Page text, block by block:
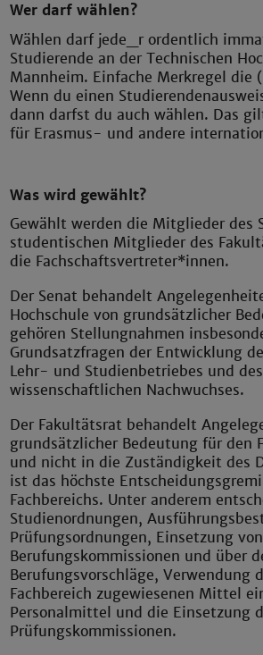
Wer darf wählen?
Wählen darf jede_r ordentlich
Studierende an der Technischen
Mannheim. Einfache Merkregel
Wenn du einen
dann darfst du auch wählen. Das
für Erasmus- und andere
Was wird gewählt?
Gewählt werden die Mitglieder des
studentischen Mitglieder des
die Fachschaftsvertreter*innen.
Der Senat behandelt
Hochschule von grundsätzlicher
gehören Stellungnahmen
Grundsatzfragen der Entwicklung
Lehr- und Studienbetriebes und des
wissenschaftlichen Nachwuchses.
Der Fakultätsrat behandelt
grundsätzlicher Bedeutung für den
und nicht in die Zuständigkeit des
ist das höchste
Fachbereichs. Unter anderem
Studienordnungen,
Prüfungsordnungen, Einsetzung von
Berufungskommissionen und über
Berufungsvorschläge, Verwendung
Fachbereich zugewiesenen Mittel
Personalmittel und die Einsetzung
Prüfungskommissionen.